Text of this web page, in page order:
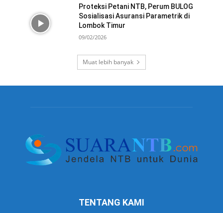
Proteksi Petani NTB, Perum BULOG
Sosialisasi Asuransi Parametrik di
Lombok Timur
09/02/2026
Muat lebih banyak
TENTANG KAMI